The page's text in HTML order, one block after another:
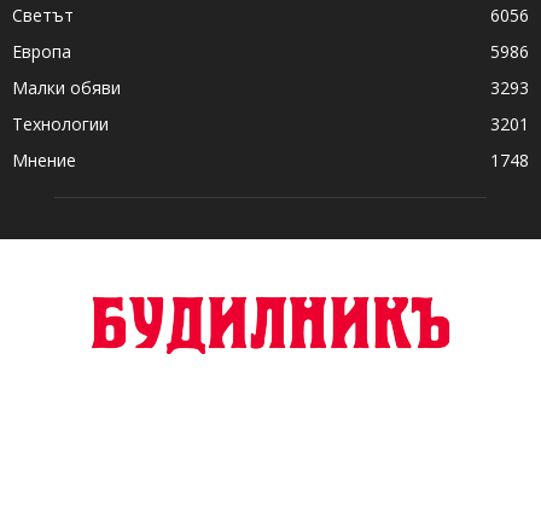
Светът
6056
Европа
5986
Малки обяви
3293
Технологии
3201
Мнение
1748